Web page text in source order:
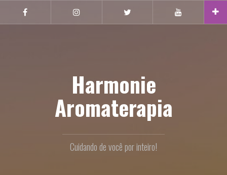
Harmonie
Aromaterapia
Cuidando de você por inteiro!